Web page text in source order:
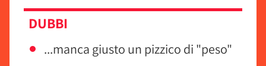
DUBBI
...manca giusto un pizzico di "peso"